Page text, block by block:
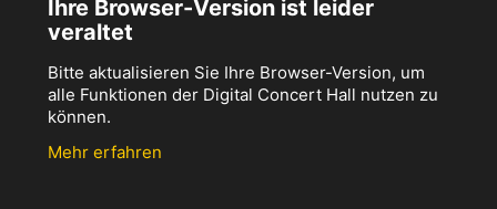
Ihre Browser-Version ist leider
veraltet
Bitte aktualisieren Sie Ihre Browser-Version, um
alle Funktionen der Digital Concert Hall nutzen zu
können.
Mehr erfahren